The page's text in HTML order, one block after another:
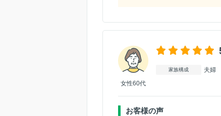
女性60代
家族構成 夫婦
お客様の声